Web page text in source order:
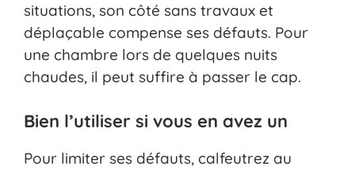
situations, son côté sans travaux et
déplaçable compense ses défauts. Pour
une chambre lors de quelques nuits
chaudes, il peut suffire à passer le cap.
Bien l’utiliser si vous en avez un
Pour limiter ses défauts, calfeutrez au